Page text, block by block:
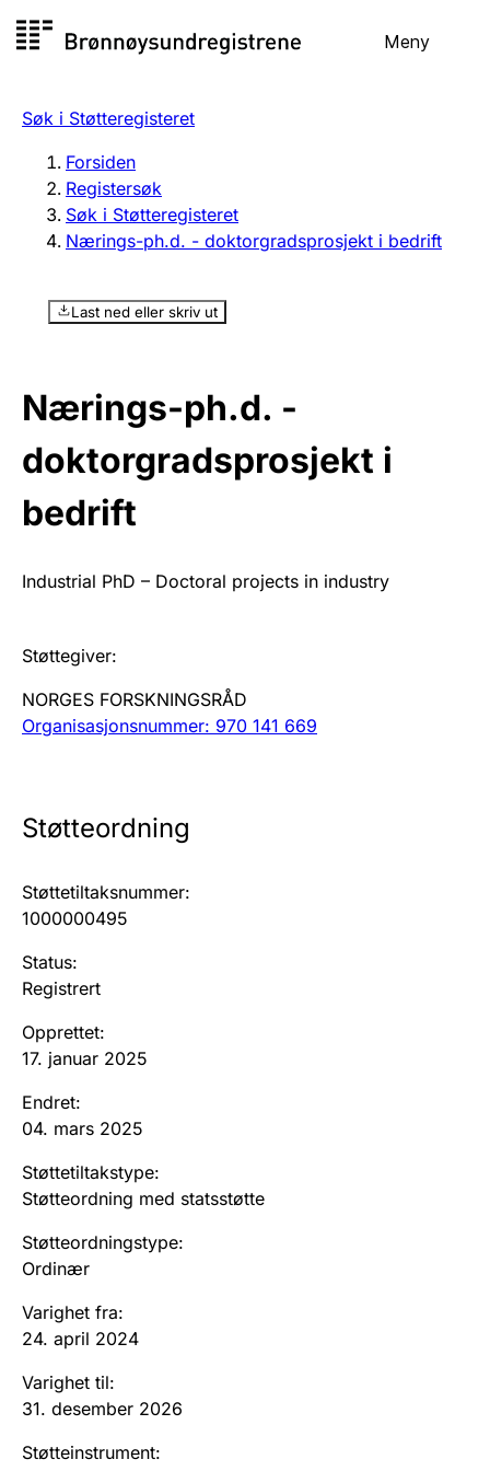
til
Meny
Registersøk
Aksjeselskap
Enkeltpersonforetak
Registrere, endre, slette
Flere organisasjonsformer
Årsregnskap
Jeger
Ektepaktveileder
Offentlig sektor
Andre tema
Søk i Støtteregisteret
Forsiden
Registersøk
Søk i Støtteregisteret
Nærings-ph.d. - doktorgradsprosjekt i bedrift
Last ned eller skriv ut
Nærings-ph.d. -
doktorgradsprosjekt i
bedrift
Industrial PhD – Doctoral projects in industry
Støttegiver:
NORGES FORSKNINGSRÅD
Organisasjonsnummer: 970 141 669
Støtteordning
Støttetiltaksnummer:
1000000495
Status:
Registrert
Opprettet:
17. januar 2025
Endret:
04. mars 2025
Støttetiltakstype:
Støtteordning med statsstøtte
Støtteordningstype:
Ordinær
Varighet fra:
24. april 2024
Varighet til:
31. desember 2026
Støtteinstrument: